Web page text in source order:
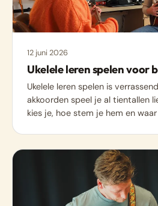
12 juni 2026
Ukelele leren spelen voor
Ukelele leren spelen is
akkoorden speel je al tientallen
kies je, hoe stem je hem en